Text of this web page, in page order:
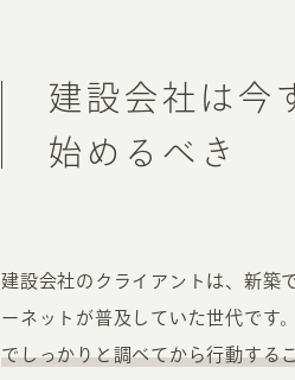
建設会社は今
始めるべき
建設会社のクライアントは、新築
ーネットが普及していた世代です。
でしっかりと調べてから行動する